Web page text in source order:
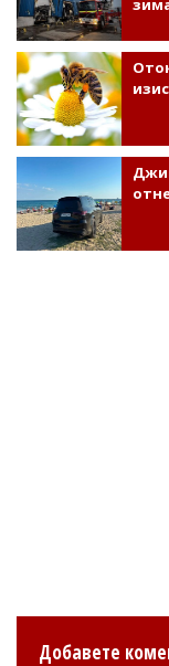
Добавете